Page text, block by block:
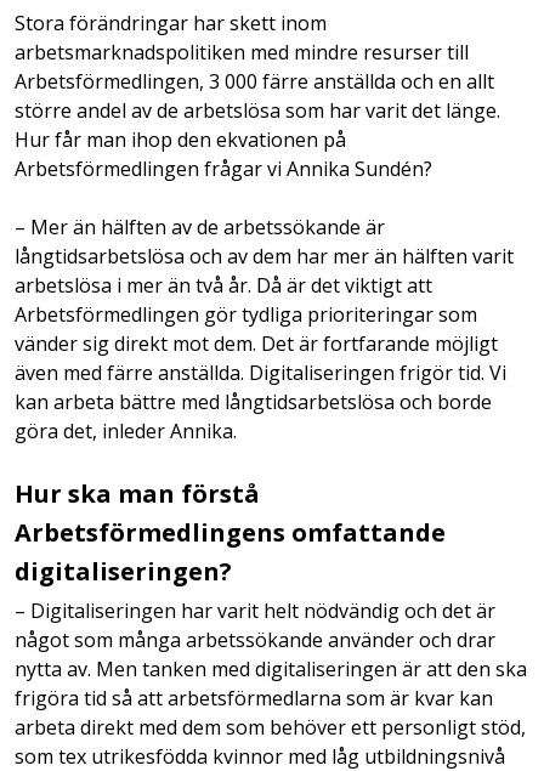
Stora förändringar har skett inom
arbetsmarknadspolitiken med mindre resurser till
Arbetsförmedlingen, 3 000 färre anställda och en allt
större andel av de arbetslösa som har varit det länge.
Hur får man ihop den ekvationen på
Arbetsförmedlingen frågar vi Annika Sundén?
– Mer än hälften av de arbetssökande är
långtidsarbetslösa och av dem har mer än hälften varit
arbetslösa i mer än två år. Då är det viktigt att
Arbetsförmedlingen gör tydliga prioriteringar som
vänder sig direkt mot dem. Det är fortfarande möjligt
även med färre anställda. Digitaliseringen frigör tid. Vi
kan arbeta bättre med långtidsarbetslösa och borde
göra det, inleder Annika.
Hur ska man förstå
Arbetsförmedlingens omfattande
digitaliseringen?
– Digitaliseringen har varit helt nödvändig och det är
något som många arbetssökande använder och drar
nytta av. Men tanken med digitaliseringen är att den ska
frigöra tid så att arbetsförmedlarna som är kvar kan
arbeta direkt med dem som behöver ett personligt stöd,
som tex utrikesfödda kvinnor med låg utbildningsnivå